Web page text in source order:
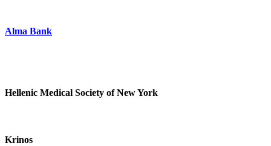
Alma Bank
Hellenic Medical Society of New York
Krinos